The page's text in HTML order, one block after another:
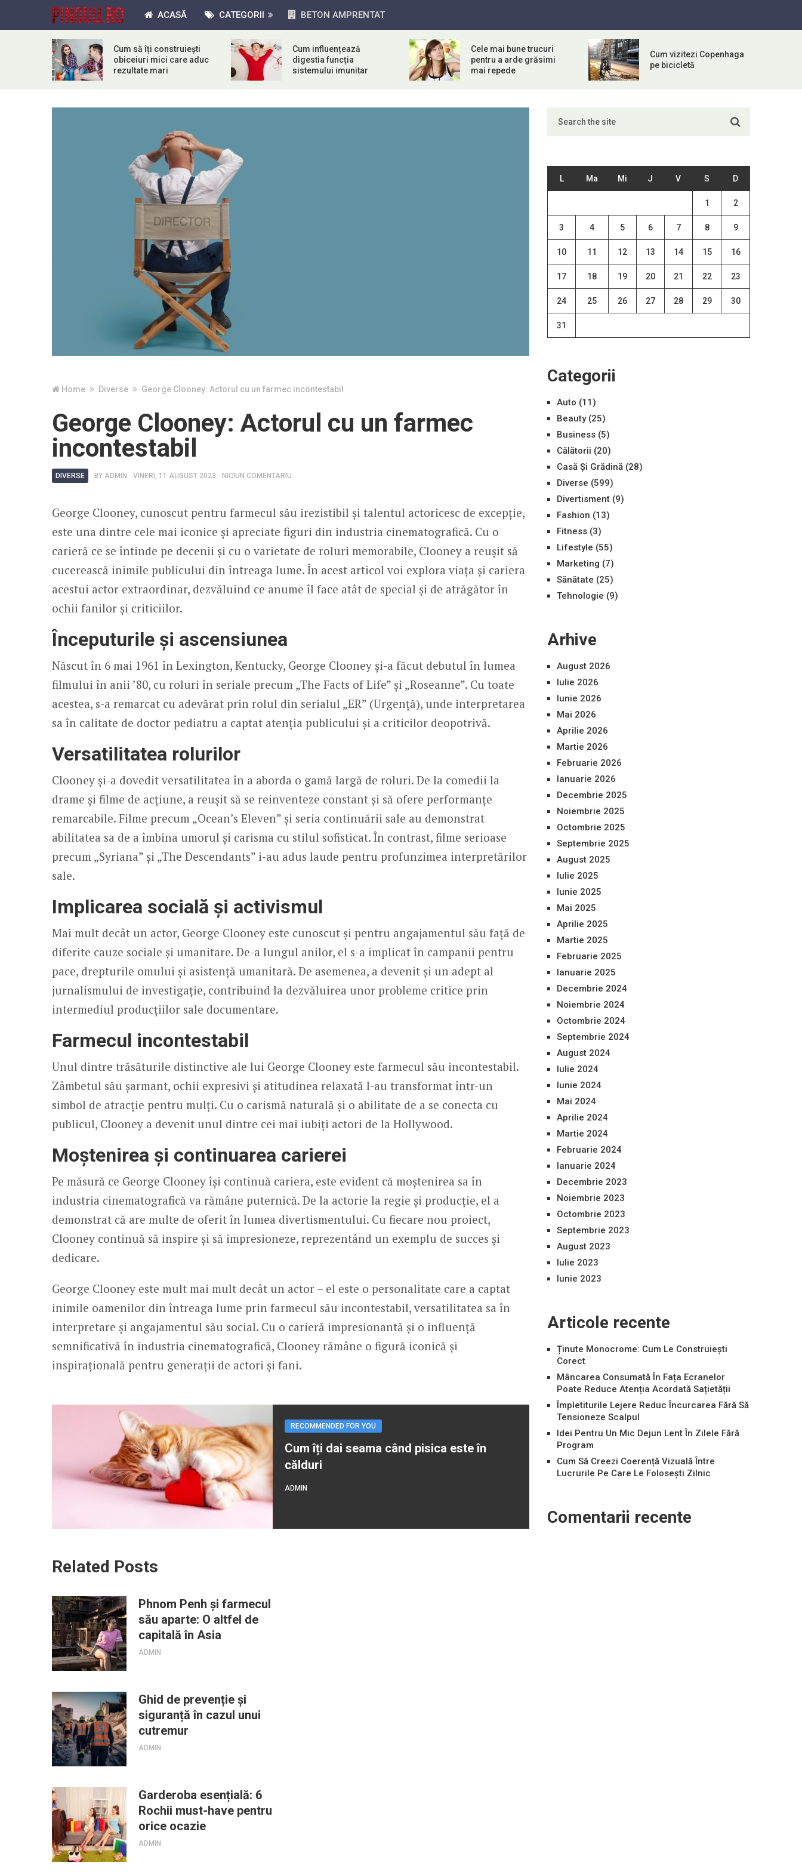
ACASĂ CATEGORII BETON AMPRENTAT
Cum să îți construiești
obiceiuri mici care aduc
rezultate mari
Cum influențează
digestia funcția
sistemului imunitar
Cele mai bune trucuri
pentru a arde grăsimi
mai repede
Cum vizitezi Copenhaga
pe bicicletă
Home Diverse George Clooney: Actorul cu un farmec incontestabil
George Clooney: Actorul cu un farmec
incontestabil
DIVERSE BY ADMIN VINERI, 11 AUGUST 2023 NICIUN COMENTARIU
George Clooney, cunoscut pentru farmecul său irezistibil și talentul actoricesc de excepție,
este una dintre cele mai iconice și apreciate figuri din industria cinematografică. Cu o
carieră ce se întinde pe decenii și cu o varietate de roluri memorabile, Clooney a reușit să
cucerească inimile publicului din întreaga lume. În acest articol voi explora viața și cariera
acestui actor extraordinar, dezvăluind ce anume îl face atât de special și de atrăgător în
ochii fanilor și criticiilor.
Începuturile și ascensiunea
Născut în 6 mai 1961 în Lexington, Kentucky, George Clooney și-a făcut debutul în lumea
filmului în anii ’80, cu roluri în seriale precum „The Facts of Life” și „Roseanne”. Cu toate
acestea, s-a remarcat cu adevărat prin rolul din serialul „ER” (Urgență), unde interpretarea
sa în calitate de doctor pediatru a captat atenția publicului și a criticilor deopotrivă.
Versatilitatea rolurilor
Clooney și-a dovedit versatilitatea în a aborda o gamă largă de roluri. De la comedii la
drame și filme de acțiune, a reușit să se reinventeze constant și să ofere performanțe
remarcabile. Filme precum „Ocean’s Eleven” și seria continuării sale au demonstrat
abilitatea sa de a îmbina umorul și carisma cu stilul sofisticat. În contrast, filme serioase
precum „Syriana” și „The Descendants” i-au adus laude pentru profunzimea interpretărilor
sale.
Implicarea socială și activismul
Mai mult decât un actor, George Clooney este cunoscut și pentru angajamentul său față de
diferite cauze sociale și umanitare. De-a lungul anilor, el s-a implicat în campanii pentru
pace, drepturile omului și asistență umanitară. De asemenea, a devenit și un adept al
jurnalismului de investigație, contribuind la dezvăluirea unor probleme critice prin
intermediul producțiilor sale documentare.
Farmecul incontestabil
Unul dintre trăsăturile distinctive ale lui George Clooney este farmecul său incontestabil.
Zâmbetul său șarmant, ochii expresivi și atitudinea relaxată l-au transformat într-un
simbol de atracție pentru mulți. Cu o carismă naturală și o abilitate de a se conecta cu
publicul, Clooney a devenit unul dintre cei mai iubiți actori de la Hollywood.
Moștenirea și continuarea carierei
Pe măsură ce George Clooney își continuă cariera, este evident că moștenirea sa în
industria cinematografică va rămâne puternică. De la actorie la regie și producție, el a
demonstrat că are multe de oferit în lumea divertismentului. Cu fiecare nou proiect,
Clooney continuă să inspire și să impresioneze, reprezentând un exemplu de succes și
dedicare.
George Clooney este mult mai mult decât un actor – el este o personalitate care a captat
inimile oamenilor din întreaga lume prin farmecul său incontestabil, versatilitatea sa în
interpretare și angajamentul său social. Cu o carieră impresionantă și o influență
semnificativă în industria cinematografică, Clooney rămâne o figură iconică și
inspirațională pentru generații de actori și fani.
RECOMMENDED FOR YOU
Cum îți dai seama când pisica este în
călduri
ADMIN
Related Posts
Phnom Penh și farmecul
său aparte: O altfel de
capitală în Asia
ADMIN
Ghid de prevenție și
siguranță în cazul unui
cutremur
ADMIN
Garderoba esențială: 6
Rochii must-have pentru
orice ocazie
ADMIN
L Ma Mi J V S D
1 2
3 4 5 6 7 8 9
10 11 12 13 14 15 16
17 18 19 20 21 22 23
24 25 26 27 28 29 30
31
Categorii
Auto (11)
Beauty(25)
Business (5)
Călătorii (20)
Casă Și Grădină (28)
Diverse (599)
Divertisment (9)
Fashion (13)
Fitness (3)
Lifestyle (55)
Marketing (7)
Sănătate (25)
Tehnologie (9)
Arhive
August 2026
Iulie 2026
Iunie 2026
Mai 2026
Aprilie 2026
Martie 2026
Februarie 2026
Ianuarie 2026
Decembrie 2025
Noiembrie 2025
Octombrie 2025
Septembrie 2025
August 2025
Iulie 2025
Iunie 2025
Mai 2025
Aprilie 2025
Martie 2025
Februarie 2025
Ianuarie 2025
Decembrie 2024
Noiembrie 2024
Octombrie 2024
Septembrie 2024
August 2024
Iulie 2024
Iunie 2024
Mai 2024
Aprilie 2024
Martie 2024
Februarie 2024
Ianuarie 2024
Decembrie 2023
Noiembrie 2023
Octombrie 2023
Septembrie 2023
August 2023
Iulie 2023
Iunie 2023
Articole recente
Ținute Monocrome: Cum Le Construiești
Corect
Mâncarea Consumată În Fața Ecranelor
Poate Reduce Atenția Acordată Sațietății
Împletiturile Lejere Reduc Încurcarea Fără Să
Tensioneze Scalpul
Idei Pentru Un Mic Dejun Lent În Zilele Fără
Program
Cum Să Creezi Coerență Vizuală Între
Lucrurile Pe Care Le Folosești Zilnic
Comentarii recente